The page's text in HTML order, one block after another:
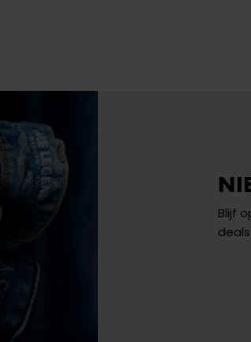
Blijf